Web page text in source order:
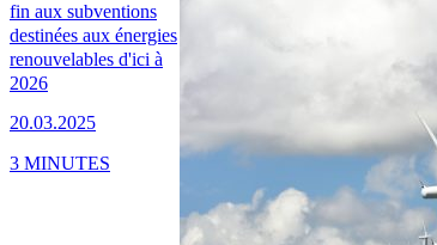
fin aux subventions
destinées aux énergies
renouvelables d'ici à
2026
20.03.2025
3 MINUTES